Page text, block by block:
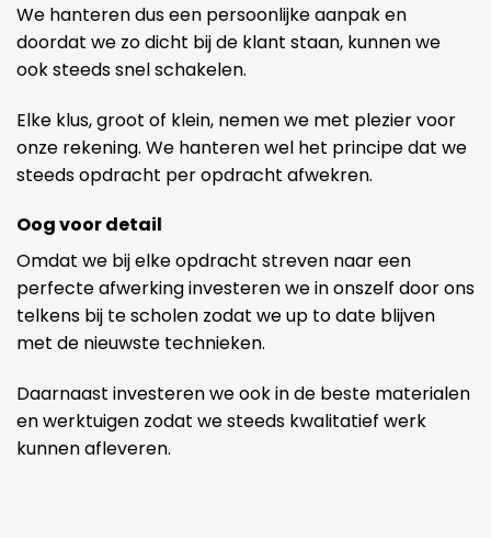
We hanteren dus een persoonlijke aanpak en
doordat we zo dicht bij de klant staan, kunnen we
ook steeds snel schakelen.
Elke klus, groot of klein, nemen we met plezier voor
onze rekening. We hanteren wel het principe dat we
steeds opdracht per opdracht afwekren.
Oog voor detail
Omdat we bij elke opdracht streven naar een
perfecte afwerking investeren we in onszelf door ons
telkens bij te scholen zodat we up to date blijven
met de nieuwste technieken.
Daarnaast investeren we ook in de beste materialen
en werktuigen zodat we steeds kwalitatief werk
kunnen afleveren.